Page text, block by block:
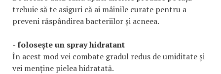
trebuie să te asiguri că ai mâinile curate pentru a
preveni răspândirea bacteriilor și acneea.
- folosește un spray hidratant
În acest mod vei combate gradul redus de umiditate și
vei menține pielea hidratată.